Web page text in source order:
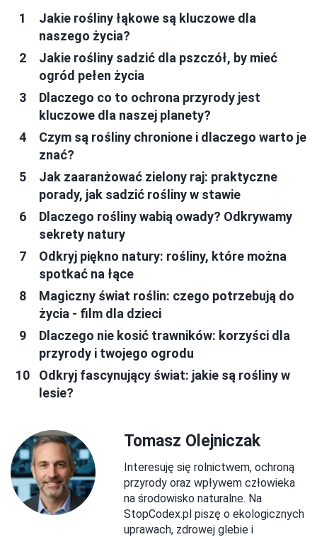
Jakie rośliny łąkowe są kluczowe dla
naszego życia?
Jakie rośliny sadzić dla pszczół, by mieć
ogród pełen życia
Dlaczego co to ochrona przyrody jest
kluczowe dla naszej planety?
Czym są rośliny chronione i dlaczego warto je
znać?
Jak zaaranżować zielony raj: praktyczne
porady, jak sadzić rośliny w stawie
Dlaczego rośliny wabią owady? Odkrywamy
sekrety natury
Odkryj piękno natury: rośliny, które można
spotkać na łące
Magiczny świat roślin: czego potrzebują do
życia - film dla dzieci
Dlaczego nie kosić trawników: korzyści dla
przyrody i twojego ogrodu
Odkryj fascynujący świat: jakie są rośliny w
lesie?
Tomasz Olejniczak
Interesuję się rolnictwem, ochroną
przyrody oraz wpływem człowieka
na środowisko naturalne. Na
StopCodex.pl piszę o ekologicznych
uprawach, zdrowej glebie i